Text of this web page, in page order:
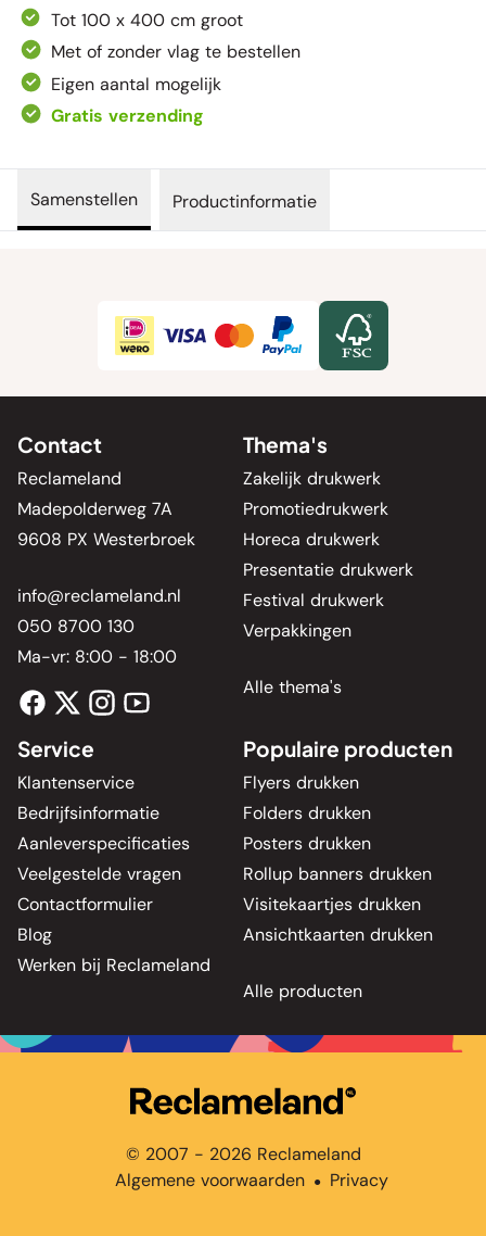
Tot 100 x 400 cm groot
Met of zonder vlag te bestellen
Eigen aantal mogelijk
Gratis verzending
Samenstellen Productinformatie
Contact
Reclameland
Madepolderweg 7A
9608 PX Westerbroek
info@reclameland.nl
050 8700 130
Ma-vr: 8:00 - 18:00
Thema's
Zakelijk drukwerk
Promotiedrukwerk
Horeca drukwerk
Presentatie drukwerk
Festival drukwerk
Verpakkingen
Alle thema's
Service
Klantenservice
Bedrijfsinformatie
Aanleverspecificaties
Veelgestelde vragen
Contactformulier
Blog
Werken bij Reclameland
Populaire producten
Flyers drukken
Folders drukken
Posters drukken
Rollup banners drukken
Visitekaartjes drukken
Ansichtkaarten drukken
Alle producten
© 2007 - 2026 Reclameland
Algemene voorwaarden ● Privacy